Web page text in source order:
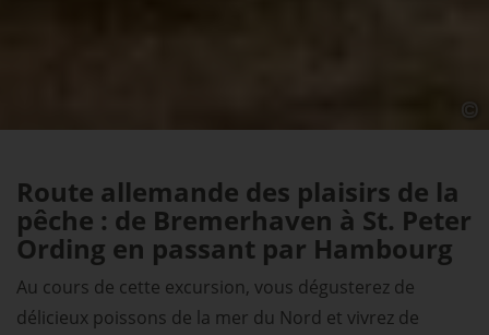
Route allemande des plaisirs de la
pêche : de Bremerhaven à St. Peter
Ording en passant par Hambourg
Au cours de cette excursion, vous dégusterez de
délicieux poissons de la mer du Nord et vivrez de